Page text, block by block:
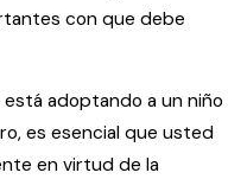
con que debe
adoptando a un niño
es esencial que usted
en virtud de la